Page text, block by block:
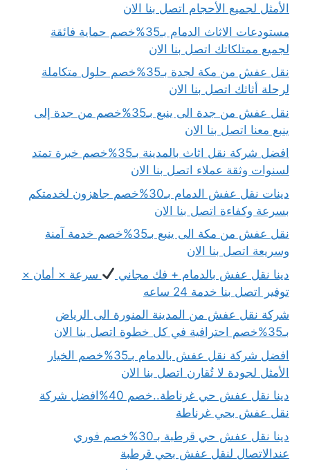
الأمثل لجميع الأحجام اتصل بنا الان
مستودعات الاثاث الدمام بـ35%خصم حماية فائقة
لجميع ممتلكاتك اتصل بنا الان
نقل عفش من مكة لجدة بـ35%خصم حلول متكاملة
لرحلة أثاثك اتصل بنا الان
نقل عفش من جدة الى ينبع بـ35%خصم من جدة إلى
ينبع معنا اتصل بنا الان
افضل شركة نقل اثاث بالمدينة بـ35%خصم خبرة تمتد
لسنوات وثقة عملاء اتصل بنا الان
دينات نقل عفش الدمام بـ30%خصم جاهزون لخدمتكم
بسرعة وكفاءة اتصل بنا الان
نقل عفش من مكة الى ينبع بـ35%خصم خدمة آمنة
وسريعة اتصل بنا الان
دينا نقل عفش بالدمام + فك مجاني
سرعة × أمان ×
توفير اتصل بنا خدمة 24 ساعه
شركة نقل عفش من المدينة المنورة الى الرياض
بـ35%خصم احترافية في كل خطوة اتصل بنا الان
افضل شركة نقل عفش بالدمام بـ35%خصم الخيار
الأمثل لجودة لا تُقارن اتصل بنا الان
دينا نقل عفش حي غرناطة..خصم 40%افضل شركة
نقل عفش بحي غرناطة
دينا نقل عفش حي قرطبة بـ30%خصم فوري
عندالاتصال لنقل عفش بحي قرطبة